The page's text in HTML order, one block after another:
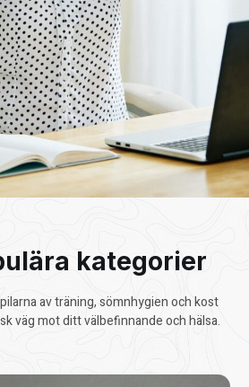
kategorier
av träning, sömnhygien och kost
väg mot ditt välbefinnande och hälsa.